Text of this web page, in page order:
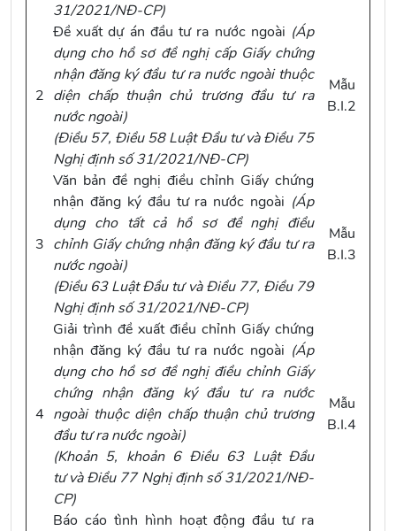
31/2021/NĐ-CP)
2
Đề xuất dự án đầu tư ra nước ngoài (Áp
dụng cho hồ sơ đề nghị cấp Giấy chứng
nhận đăng ký đầu tư ra nước ngoàithuộc
diện chấp thuận chủ trương đầu tư ra
nước ngoài)
(Điều 57, Điều 58 Luật Đầu tưvàĐiều 75
Nghị định số 31/2021/NĐ-CP)
Mẫu
B.I.2
3
Văn bản đề nghị điều chỉnh Giấy chứng
nhận đăng ký đầu tư ra nước ngoài (Áp
dụng cho tất cả hồ sơ đề nghị điều
chỉnhGiấy chứng nhận đăng ký đầu tư ra
nước ngoài)
(Điều 63 Luật Đầu tưvàĐiều 77, Điều 79
Nghị định số 31/2021/NĐ-CP)
Mẫu
B.I.3
4
Giải trình đề xuất điều chỉnh Giấy chứng
nhận đăng ký đầu tư ra nước ngoài (Áp
dụng cho hồ sơ đề nghị điều chỉnhGiấy
chứng nhận đăng ký đầu tư ra nước
ngoàithuộc diện chấp thuận chủ trương
đầu tư ra nước ngoài)
(Khoản 5, khoản 6 Điều 63 Luật Đầu
tưvàĐiều 77 Nghị định số 31/2021/NĐ-
CP)
Mẫu
B.I.4
Báo cáo tình hình hoạt động đầu tư ra